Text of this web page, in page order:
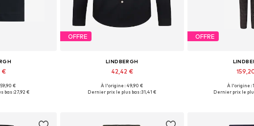
€
M, L, XL, XXL
€
bas :27,92 €
OFFRE
LINDBERGH
42,42 €
+1
Tailles disponibles: S, M, L, XL, XXL
À l'origine : 49,90 €
Dernier prix le plus bas :31,41 €
OFFRE
Disponible en
À l'origine :
Dernier prix le